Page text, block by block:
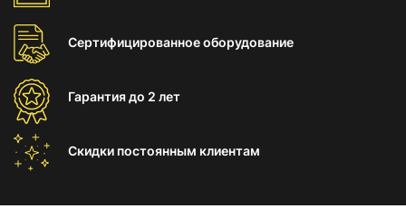
Сертифицированноеоборудование
Гарантиядо 2 лет
Скидки постоянным клиентам